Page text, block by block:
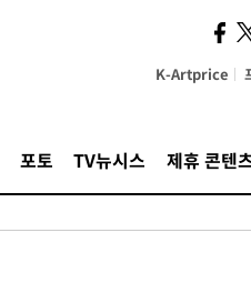
K-Artprice
포토 TV뉴시스 제휴 콘텐